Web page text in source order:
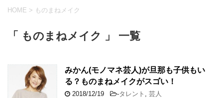
HOME > ものまねメイク
「 ものまねメイク 」 一覧
みかん(モノマネ芸人)が旦那も子供もい
る？ものまねメイクがスゴい！
2018/12/19 -タレント
芸人